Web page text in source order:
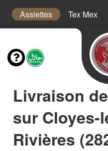
Assiettes Tex Mex
Livraison
sur Cloyes-
Rivières